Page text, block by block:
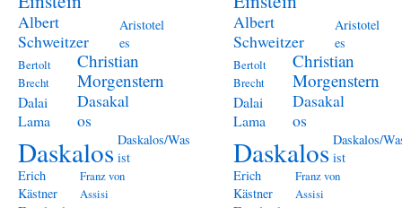
Albert
Schweitzer
Aristotel
es
Bertolt
Brecht
Christian
Morgenstern
Dalai
Lama
Dasakal
os
Daskalos Daskalos/Was
ist
Erich
Kästner
Franz von
Assisi
Albert
Schweitzer
Aristotel
es
Bertolt
Brecht
Christian
Morgenstern
Dalai
Lama
Dasakal
os
Daskalos Daskalos/
ist
Erich
Kästner
Franz von
Assisi